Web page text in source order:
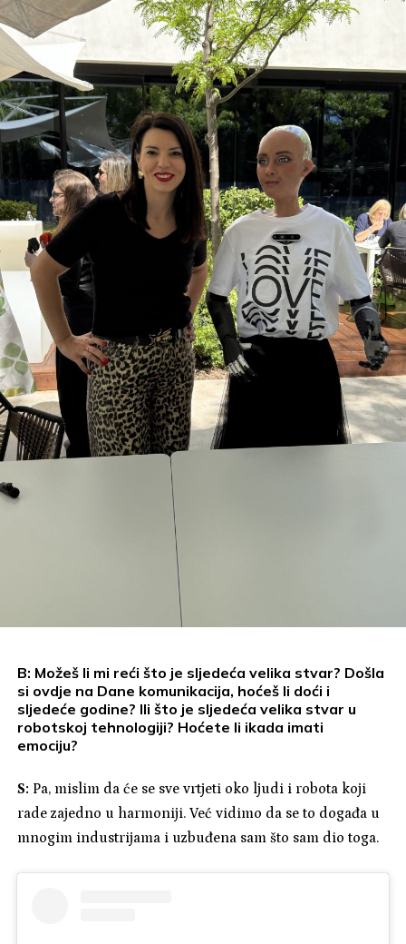
B: Možeš li mi reći što je sljedeća velika stvar? Došla
si ovdje na Dane komunikacija, hoćeš li doći i
sljedeće godine? Ili što je sljedeća velika stvar u
robotskoj tehnologiji? Hoćete li ikada imati
emociju?
S: Pa, mislim da će se sve vrtjeti oko ljudi i robota koji
rade zajedno u harmoniji. Već vidimo da se to događa u
mnogim industrijama i uzbuđena sam što sam dio toga.